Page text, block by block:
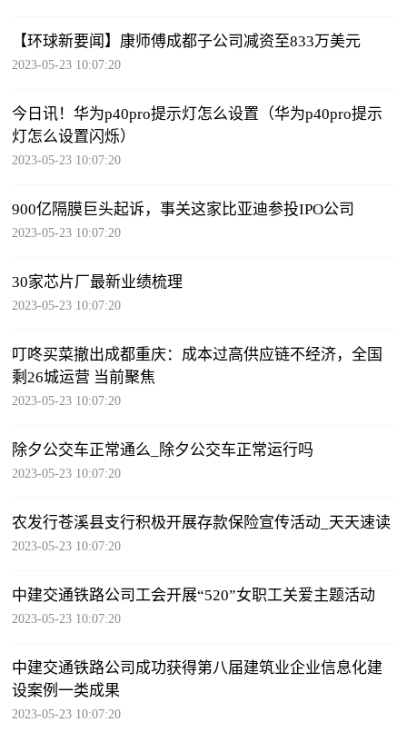
【环球新要闻】康师傅成都子公司减资至833万美元
2023-05-23 10:07:20
今日讯！华为p40pro提示灯怎么设置（华为p40pro提示
灯怎么设置闪烁）
2023-05-23 10:07:20
900亿隔膜巨头起诉，事关这家比亚迪参投IPO公司
2023-05-23 10:07:20
30家芯片厂最新业绩梳理
2023-05-23 10:07:20
叮咚买菜撤出成都重庆：成本过高供应链不经济，全国
剩26城运营 当前聚焦
2023-05-23 10:07:20
除夕公交车正常通么_除夕公交车正常运行吗
2023-05-23 10:07:20
农发行苍溪县支行积极开展存款保险宣传活动_天天速读
2023-05-23 10:07:20
中建交通铁路公司工会开展“520”女职工关爱主题活动
2023-05-23 10:07:20
中建交通铁路公司成功获得第八届建筑业企业信息化建
设案例一类成果
2023-05-23 10:07:20